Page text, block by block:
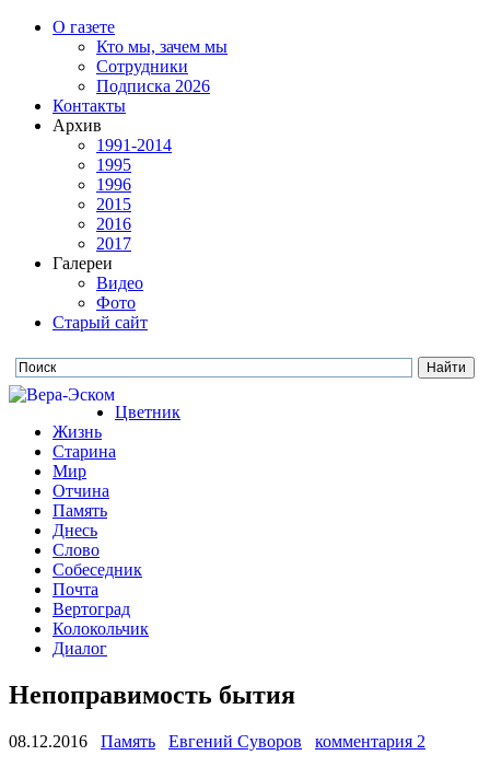
О газете
Кто мы, зачем мы
Сотрудники
Подписка 2026
Контакты
Архив
1991-2014
1995
1996
2015
2016
2017
Галереи
Видео
Фото
Старый сайт
Цветник
Жизнь
Старина
Мир
Отчина
Память
Днесь
Слово
Собеседник
Почта
Вертоград
Колокольчик
Диалог
Непоправимость бытия
08.12.2016 Память Евгений Суворов
комментария 2